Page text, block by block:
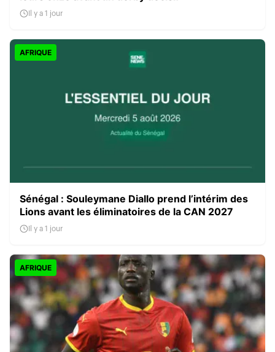
Il y a 1 jour
AFRIQUE
Sénégal : Souleymane Diallo prend l’intérim des
Lions avant les éliminatoires de la CAN 2027
Il y a 1 jour
AFRIQUE